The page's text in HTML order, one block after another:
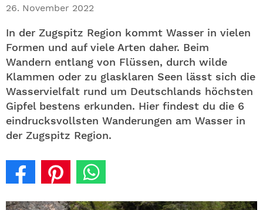
26. November 2022
In der Zugspitz Region kommt Wasser in vielen
Formen und auf viele Arten daher. Beim
Wandern entlang von Flüssen, durch wilde
Klammen oder zu glasklaren Seen lässt sich die
Wasservielfalt rund um Deutschlands höchsten
Gipfel bestens erkunden. Hier findest du die 6
eindrucksvollsten Wanderungen am Wasser in
der Zugspitz Region.